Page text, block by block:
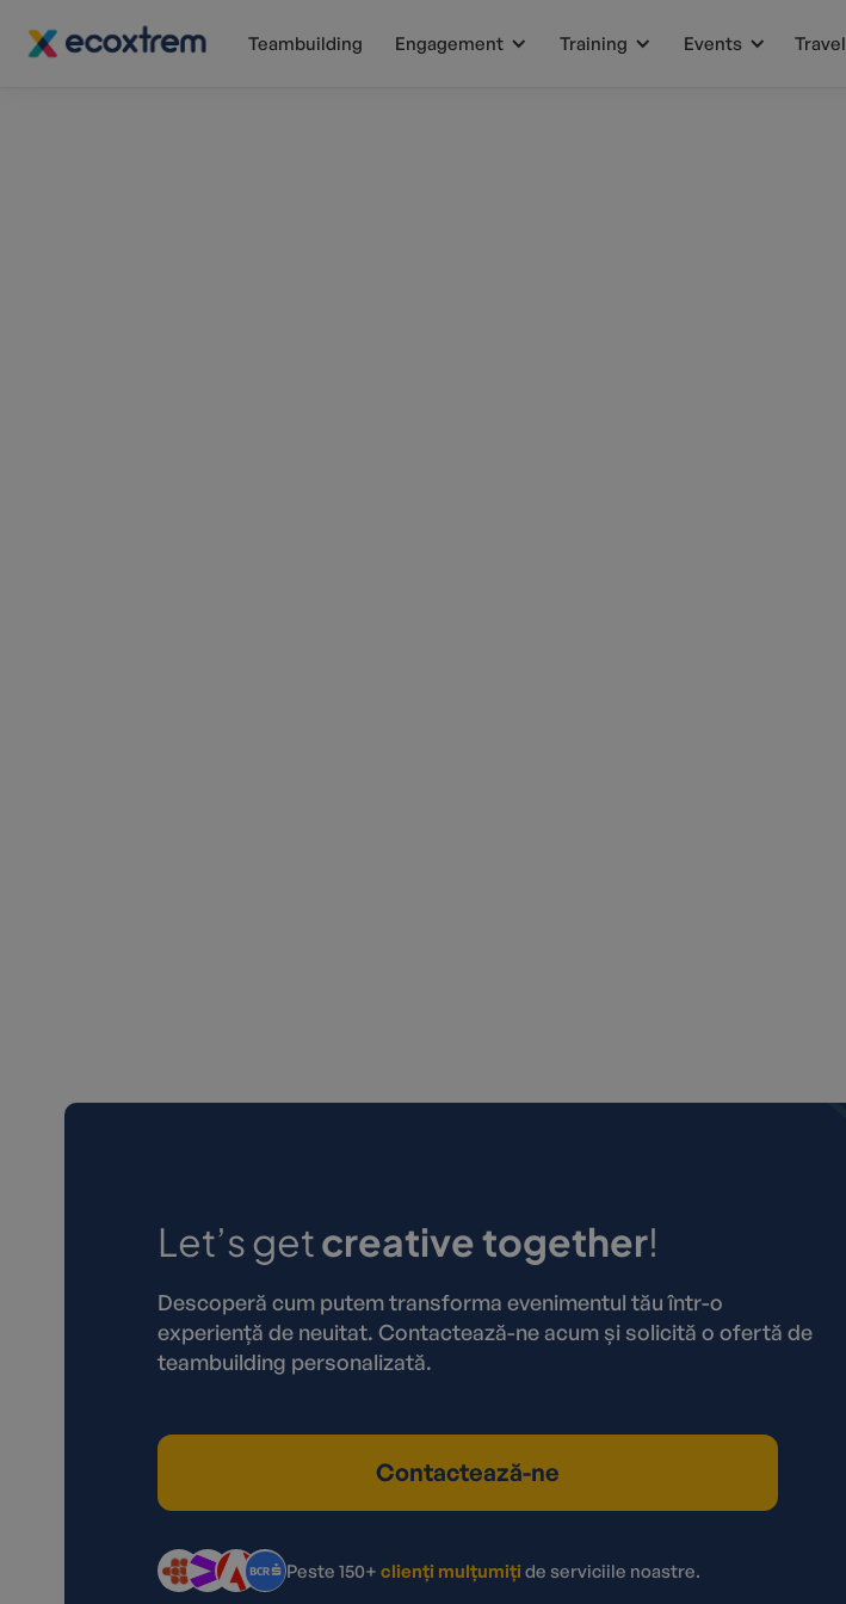
Teambuilding Engagement Training Events Travel
Let’s getcreative together!
Descoperă cum putem transforma evenimentul tău într-o
experiență de neuitat. Contactează-ne acum și solicită o ofertă de
teambuilding personalizată.
Contactează-ne
Peste 150+ clienți mulțumiți de serviciile noastre.